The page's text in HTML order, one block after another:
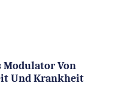
Modulator Von
Und Krankheit